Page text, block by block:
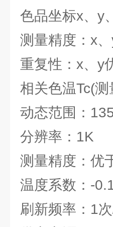
色品坐标x、y
测量精度：x
重复性：x、y
相关色温Tc(
动态范围：
分辨率：1K
测量精度：优
温度系数：-
刷新频率：1